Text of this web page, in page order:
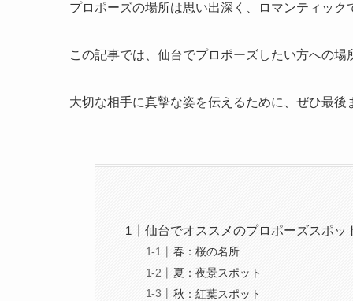
プロポーズの場所は思い出深く、ロマンティック
この記事では、仙台でプロポーズしたい方への
大切な相手に真摯な姿を伝えるために、ぜひ最後
仙台でオススメのプロポーズスポッ
春：桜の名所
夏：夜景スポット
秋：紅葉スポット